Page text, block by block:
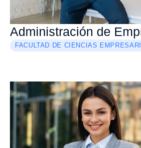
Administración de
FACULTAD DE CIENCIAS